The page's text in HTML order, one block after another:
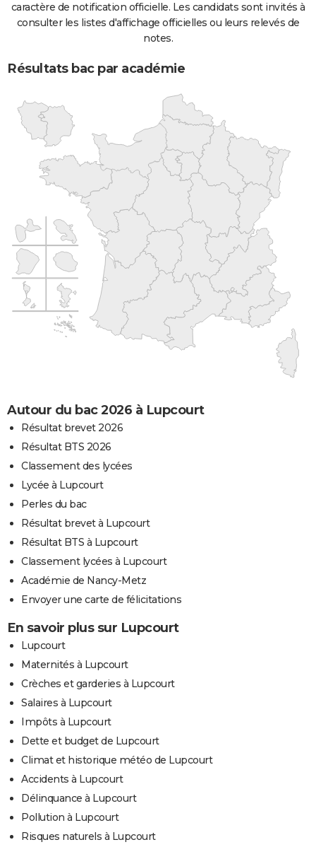
caractère de notification officielle. Les candidats sont invités à
consulter les listes d'affichage officielles ou leurs relevés de
notes.
Résultats bac par académie
Autour du bac 2026 à Lupcourt
Résultat brevet 2026
Résultat BTS 2026
Classement des lycées
Lycée à Lupcourt
Perles du bac
Résultat brevet à Lupcourt
Résultat BTS à Lupcourt
Classement lycées à Lupcourt
Académie de Nancy-Metz
Envoyer une carte de félicitations
En savoir plus sur Lupcourt
Lupcourt
Maternités à Lupcourt
Crèches et garderies à Lupcourt
Salaires à Lupcourt
Impôts à Lupcourt
Dette et budget de Lupcourt
Climat et historique météo de Lupcourt
Accidents à Lupcourt
Délinquance à Lupcourt
Pollution à Lupcourt
Risques naturels à Lupcourt